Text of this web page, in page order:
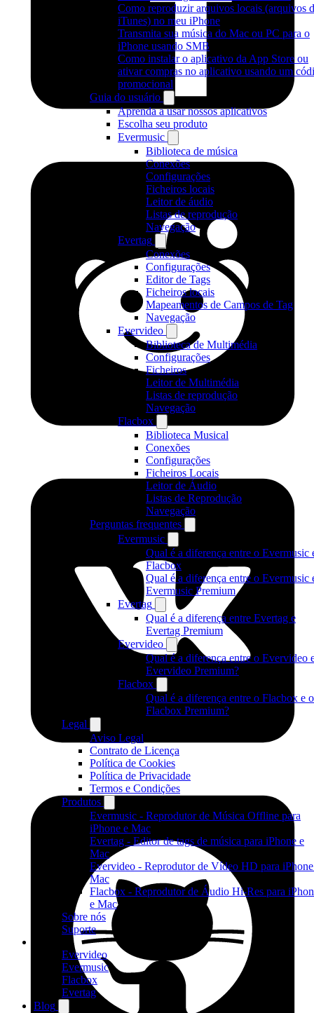
Como reproduzir arquivos locais (arquivos
iTunes) no meu iPhone
Transmita sua música do Mac ou PC para o
iPhone usando SMB
Como instalar o aplicativo da App Store ou
ativar compras no aplicativo usando um
promocional
Guia do usuário
Aprenda a usar nossos aplicativos
Escolha seu produto
Evermusic
Biblioteca de música
Conexões
Configurações
Ficheiros locais
Leitor de áudio
Listas de reprodução
Navegação
Evertag
Conexões
Configurações
Editor de Tags
Ficheiros locais
Mapeamentos de Campos de Tag
Navegação
Evervideo
Biblioteca de Multimédia
Configurações
Ficheiros
Leitor de Multimédia
Listas de reprodução
Navegação
Flacbox
Biblioteca Musical
Conexões
Configurações
Ficheiros Locais
Leitor de Áudio
Listas de Reprodução
Navegação
Perguntas frequentes
Evermusic
Qual é a diferença entre o Evermusic
Flacbox
Qual é a diferença entre o Evermusic
Evermusic Premium
Evertag
Qual é a diferença entre Evertag e
Evertag Premium
Evervideo
Qual é a diferença entre o Evervideo
Evervideo Premium?
Flacbox
Qual é a diferença entre o Flacbox e o
Flacbox Premium?
Legal
Aviso Legal
Contrato de Licença
Política de Cookies
Política de Privacidade
Termos e Condições
Produtos
Evermusic - Reprodutor de Música Offline para
iPhone e Mac
Evertag - Editor de tags de música para iPhone e
Mac
Evervideo - Reprodutor de Vídeo HD para
Mac
Flacbox - Reprodutor de Áudio Hi-Res para
e Mac
Sobre nós
Suporte
Evervideo
Evermusic
Flacbox
Evertag
Blog